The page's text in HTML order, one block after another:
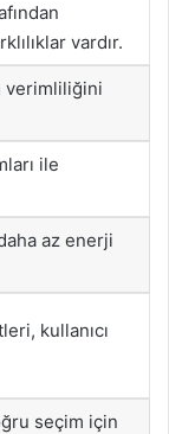
vardır.
verimliliğini
ile
az enerji
kullanıcı
seçim için